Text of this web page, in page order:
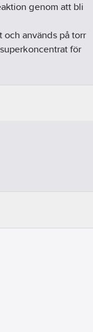
genom att bli
och används på torr
för
ingår för enkel